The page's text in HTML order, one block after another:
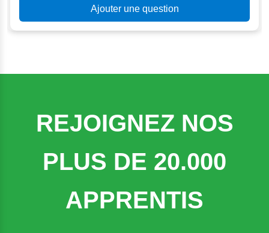
Ajouter une question
REJOIGNEZ NOS
PLUS DE 20.000
APPRENTIS